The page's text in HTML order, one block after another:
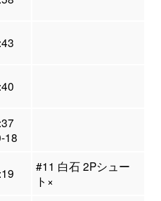
18
#11 白石 2Pシュー
ト×